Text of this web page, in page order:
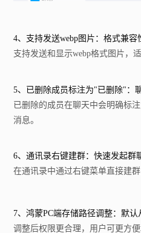
4、支持发送webp图片：格式兼容
支持发送和显示webp格式图片，
5、已删除成员标注为"已删除"：
已删除的成员在聊天中会明确标
消息。
6、通讯录右键建群：快速发起群
在通讯录中通过右键菜单直接建群
7、鸿蒙PC端存储路径调整：默认
调整后权限更合理，用户可更方便